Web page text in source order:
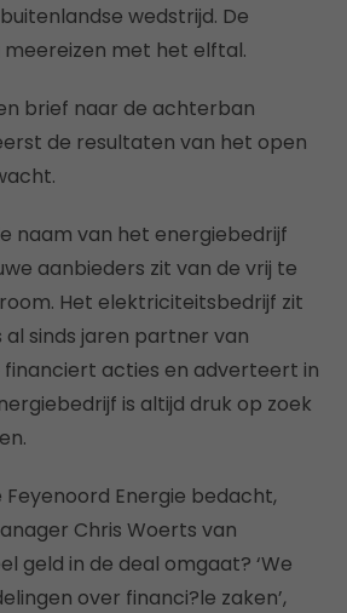
wedstrijd. De
met het elftal.
brief naar de achterban
de resultaten van het open
naam van het energiebedrijf
aanbieders zit van de vrij te
Het elektriciteitsbedrijf zit
sinds jaren partner van
financiert acties en adverteert in
is altijd druk op zoek
Feyenoord Energie bedacht,
Chris Woerts van
geld in de deal omgaat? ‘We
over financi?le zaken’,